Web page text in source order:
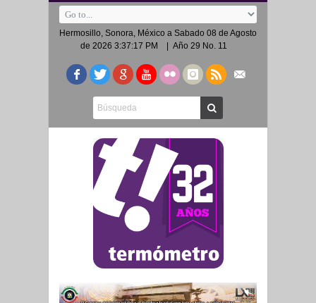
Hermosillo, Sonora, México a Sabado 08 de Agosto
de 2026 3:37:17 PM
| Año 29 No. 11